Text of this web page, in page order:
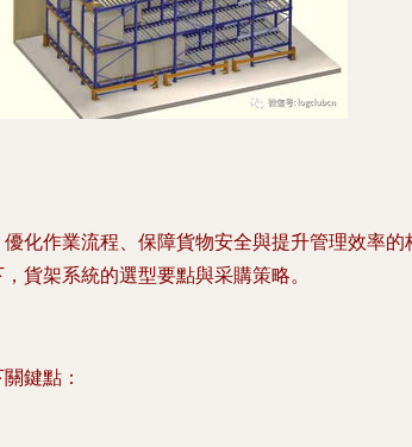
化作業流程、保障貨物安全與提升管理效率
貨架系統的選型要點與采購策略。
鍵點：